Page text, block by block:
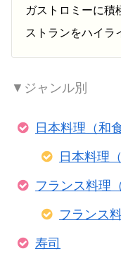
ガストロミーに積
ストランをハイラ
▼ジャンル別
日本料理（和食
日本料理
フランス料理
フランス
寿司